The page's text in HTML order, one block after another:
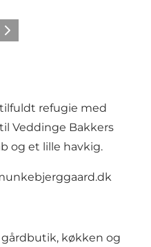
billede
Næste billede
refugie med
Veddinge Bakkers
og et lille havkig.
køkken og